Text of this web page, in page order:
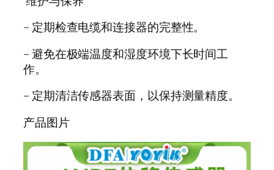
– 定期检查电缆和连接器的完整性。
–避免在极端温度和湿度环境下长时间工
作。
– 定期清洁传感器表面，以保持测量精度。
产品图片